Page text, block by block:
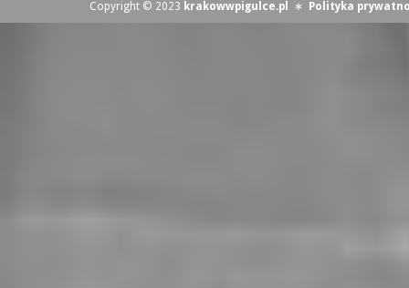
Copyright © 2023 krakowwpigulce.pl ∗ Polityka